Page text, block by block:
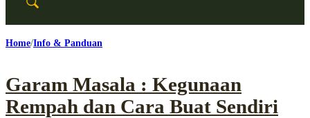
Home Info & Panduan
Garam Masala : Kegunaan
Rempah dan Cara Buat Sendiri